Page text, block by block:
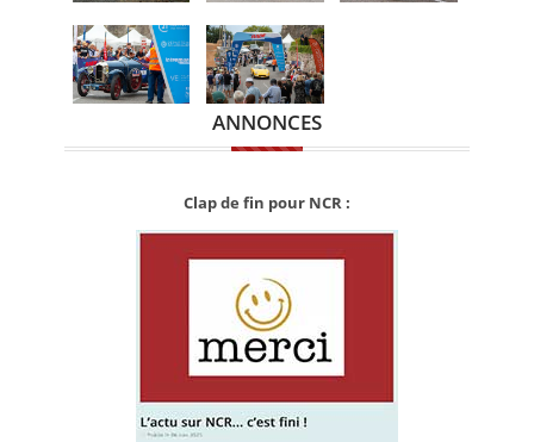
ANNONCES
Clap de fin pour NCR :